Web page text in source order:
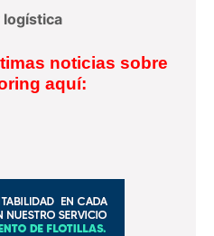
noticias sobre
aquí: